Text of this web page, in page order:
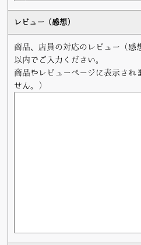
レビュー（感想）
商品、店員の対応のレビュー（
以内でご入力ください。
商品やレビューページに表示され
せん。）